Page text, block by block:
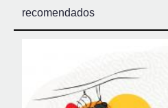
recomendados